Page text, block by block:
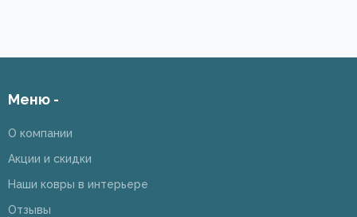
Меню -
О компании
Акции и скидки
Наши ковры в интерьере
Отзывы